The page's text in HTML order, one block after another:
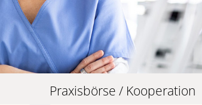
Praxisbörse / Kooperation